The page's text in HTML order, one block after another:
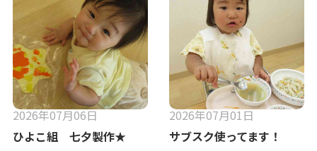
2026年07月06日
ひよこ組 七夕製作★
2026年07月01日
サブスク使ってます！